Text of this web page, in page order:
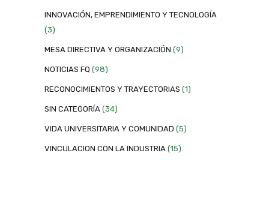
INNOVACIÓN, EMPRENDIMIENTO Y TECNOLOGÍA
(3)
MESA DIRECTIVA Y ORGANIZACIÓN (9)
NOTICIAS FQ (98)
RECONOCIMIENTOS Y TRAYECTORIAS (1)
SIN CATEGORÍA (34)
VIDA UNIVERSITARIA Y COMUNIDAD (5)
VINCULACION CON LA INDUSTRIA (15)